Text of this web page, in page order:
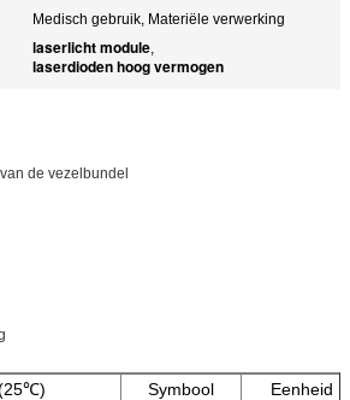
Medisch gebruik, Materiële verwerking
laserlicht module,
laserdioden hoog vermogen
de vezelbundel
Symbool Eenheid